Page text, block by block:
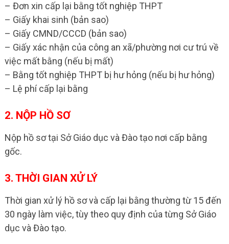
– Đơn xin cấp lại bằng tốt nghiệp THPT
– Giấy khai sinh (bản sao)
– Giấy CMND/CCCD (bản sao)
– Giấy xác nhận của công an xã/phường nơi cư trú về
việc mất bằng (nếu bị mất)
– Bằng tốt nghiệp THPT bị hư hỏng (nếu bị hư hỏng)
– Lệ phí cấp lại bằng
2. NỘP HỒ SƠ
Nộp hồ sơ tại Sở Giáo dục và Đào tạo nơi cấp bằng
gốc.
3. THỜI GIAN XỬ LÝ
Thời gian xử lý hồ sơ và cấp lại bằng thường từ 15 đến
30 ngày làm việc, tùy theo quy định của từng Sở Giáo
dục và Đào tạo.